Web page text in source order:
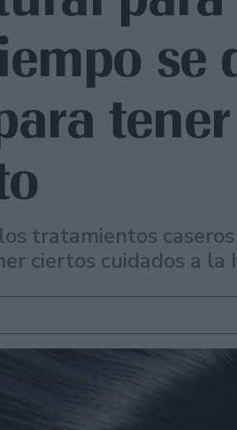
se
tratamientos
ciertos cuidados a la